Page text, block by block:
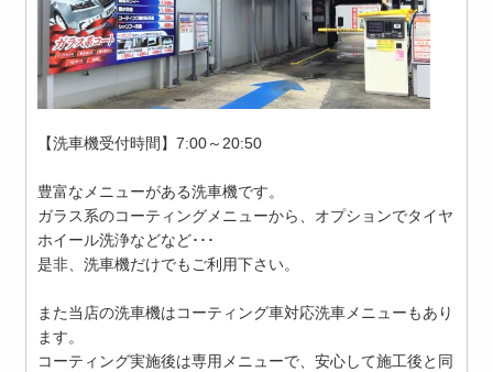
【洗車機受付時間】7:00～20:50
豊富なメニューがある洗車機です。
ガラス系のコーティングメニューから、オプションでタイヤ
ホイール洗浄などなど･･･
是非、洗車機だけでもご利用下さい。
また当店の洗車機はコーティング車対応洗車メニューもあり
ます。
コーティング実施後は専用メニューで、安心して施工後と同